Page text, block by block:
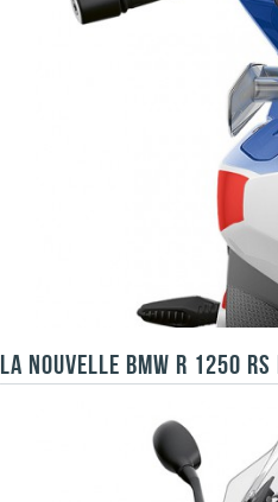
LA NOUVELLE BMW R 1250 RS